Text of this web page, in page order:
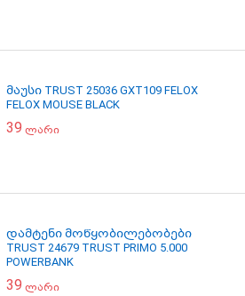
მაუსი TRUST 25036 GXT109 FELOX
FELOX MOUSE BLACK
39 ლარი
დამტენი მოწყობილებობები
TRUST 24679 TRUST PRIMO 5.000
POWERBANK
39 ლარი